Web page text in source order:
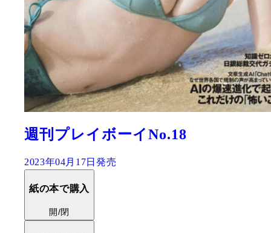
週刊プレイボーイNo.18
2023年04月17日発売
紙の本で購入
開/閉